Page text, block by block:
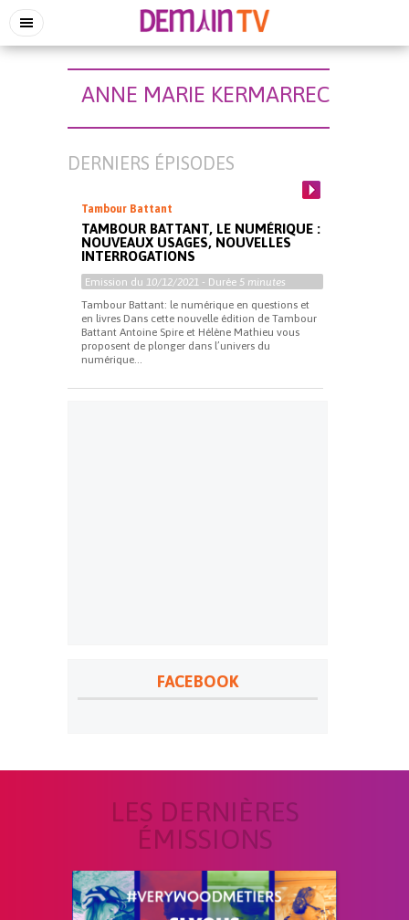
ANNE MARIE KERMARREC
DERNIERS ÉPISODES
Tambour Battant
TAMBOUR BATTANT, LE NUMÉRIQUE :
NOUVEAUX USAGES, NOUVELLES
INTERROGATIONS
Emission du 10/12/2021 - Durée 5 minutes
Tambour Battant: le numérique en questions et
en livres Dans cette nouvelle édition de Tambour
Battant Antoine Spire et Hélène Mathieu vous
proposent de plonger dans l’univers du
numérique...
FACEBOOK
LES DERNIÈRES
ÉMISSIONS